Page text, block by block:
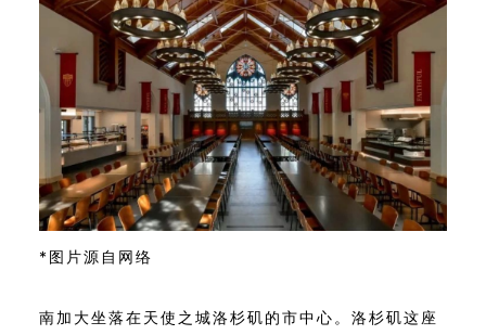
*图片源自网络
南加大坐落在天使之城洛杉矶的市中心。洛杉矶这座